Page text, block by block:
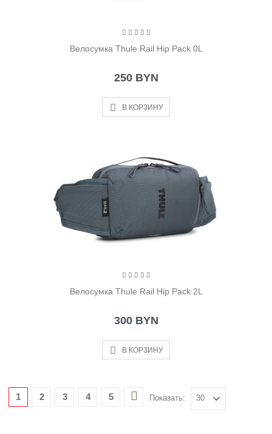
Велосумка Thule Rail Hip Pack 0L
250 BYN
В КОРЗИНУ
Велосумка Thule Rail Hip Pack 2L
300 BYN
В КОРЗИНУ
1 2 3 4 5 Показать: